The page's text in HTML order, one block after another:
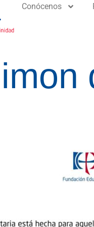
Conócenos